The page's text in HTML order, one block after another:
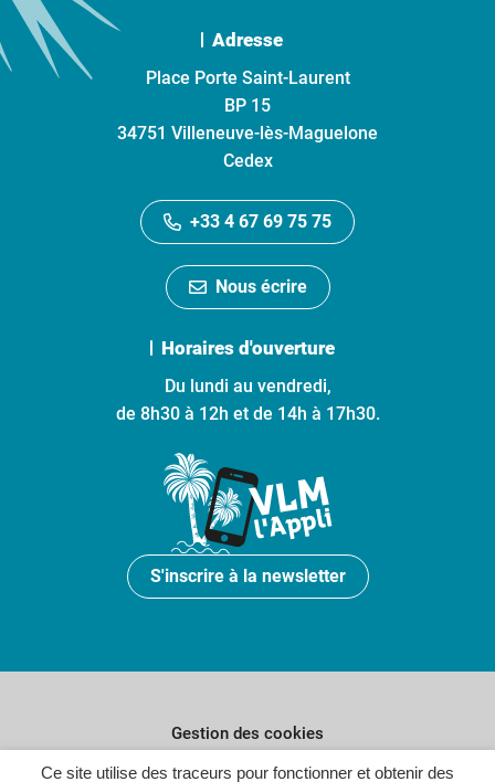
Ce site utilise des traceurs pour fonctionner et obtenir des
Adresse
Place Porte Saint-Laurent
BP 15
34751 Villeneuve-lès-Maguelone
Cedex
+33 4 67 69 75 75
Nous écrire
Horaires d'ouverture
Du lundi au vendredi,
de 8h30 à 12h et de 14h à 17h30.
S'inscrire à la newsletter
Gestion des cookies
Plan du site